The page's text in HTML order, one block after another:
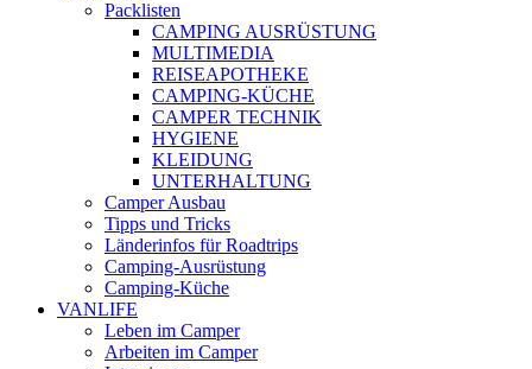
Packlisten
CAMPING AUSRÜSTUNG
MULTIMEDIA
REISEAPOTHEKE
CAMPING-KÜCHE
CAMPER TECHNIK
HYGIENE
KLEIDUNG
UNTERHALTUNG
Camper Ausbau
Tipps und Tricks
Länderinfos für Roadtrips
Camping-Ausrüstung
Camping-Küche
VANLIFE
Leben im Camper
Arbeiten im Camper